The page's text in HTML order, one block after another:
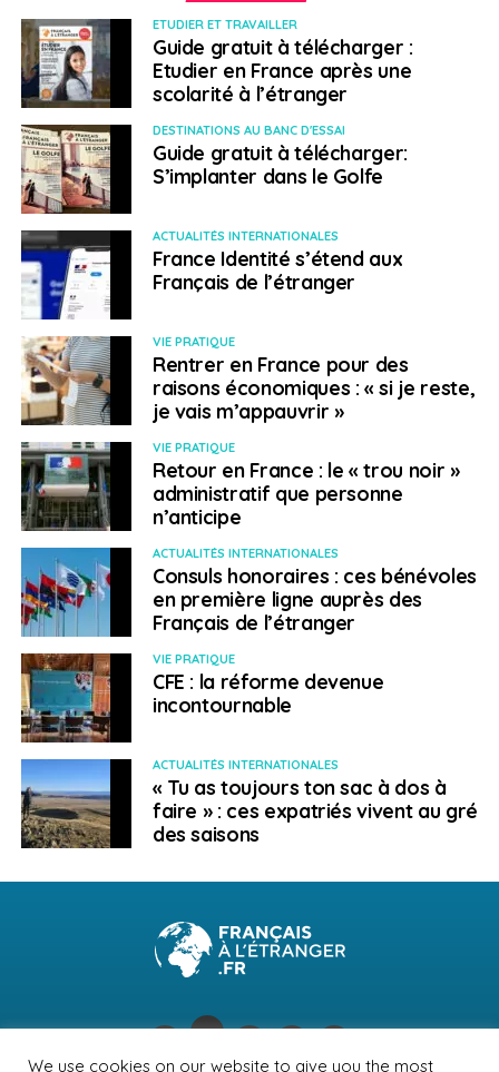
ETUDIER ET TRAVAILLER
Guide gratuit à télécharger :
Etudier en France après une
scolarité à l’étranger
DESTINATIONS AU BANC D'ESSAI
Guide gratuit à télécharger:
S’implanter dans le Golfe
ACTUALITÉS INTERNATIONALES
France Identité s’étend aux
Français de l’étranger
VIE PRATIQUE
Rentrer en France pour des
raisons économiques : « si je reste,
je vais m’appauvrir »
VIE PRATIQUE
Retour en France : le « trou noir »
administratif que personne
n’anticipe
ACTUALITÉS INTERNATIONALES
Consuls honoraires : ces bénévoles
en première ligne auprès des
Français de l’étranger
VIE PRATIQUE
CFE : la réforme devenue
incontournable
ACTUALITÉS INTERNATIONALES
« Tu as toujours ton sac à dos à
faire » : ces expatriés vivent au gré
des saisons
We use cookies on our website to give you the most